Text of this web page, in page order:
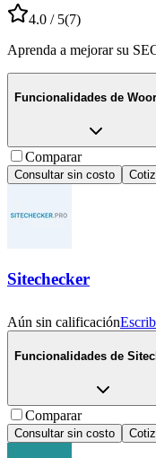
4.0 / 5(7)
Aprenda a mejorar su
Funcionalidades de
Comparar
Consultar sin costo
Sitechecker
Aún sin calificación
Funcionalidades de
Comparar
Consultar sin costo